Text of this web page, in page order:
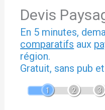
Devis
En 5 minutes,
comparatifs aux
région.
Gratuit, sans pub
1 2 3